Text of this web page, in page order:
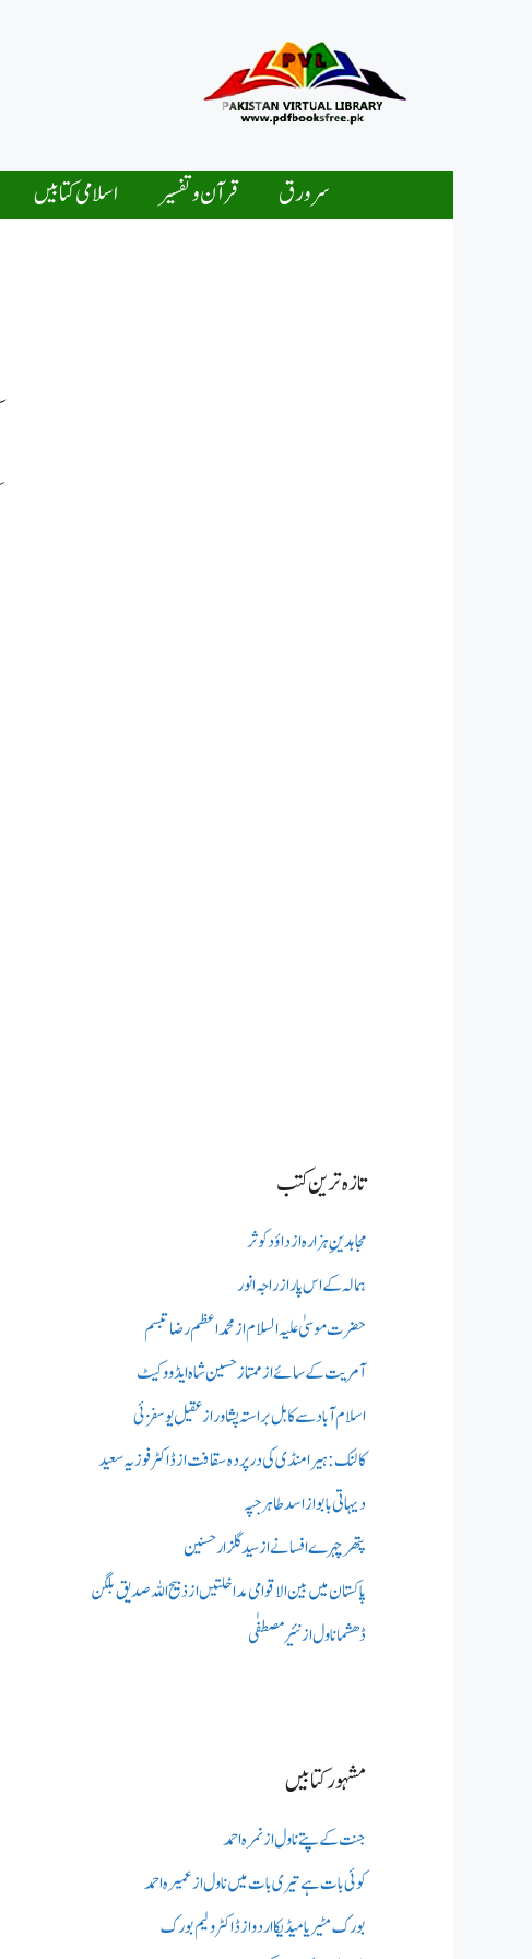
سرورق قرآن و تفسیر اسلامی کتابیں
تازہ ترین کتب
مجاہدینِ ہزارہ از داؤد کوثر
ہمالہ کے اس پار از راجہ انور
حضرت موسیٰ علیہ السلام از محمد اعظم رضا تبسم
آمریت کے سائے از ممتاز حسین شاہ ایڈووکیٹ
اسلام آباد سے کابل براستہ پشاور از عقیل یوسفزئی
کالنک: ہیرا منڈی کی در پردہ سقافت از ڈاکٹر فوزیہ سعید
دیہاتی بابو از اسد طاہر جپہ
پتھر چہرے افسانے از سید گلزار حسنین
پاکستان میں بین الاقوامی مداخلتیں از ذبیح اللہ صدیق بلگن
ڈھشما ناول از نئیر مصطفٰی
مشہور کتابیں
جنت کے پتے ناول از نمرہ احمد
کوئی بات ہے تیری بات میں ناول از عمیرہ احمد
بورک مٹیریا میڈیکااردو از ڈاکٹر ولیم بورک